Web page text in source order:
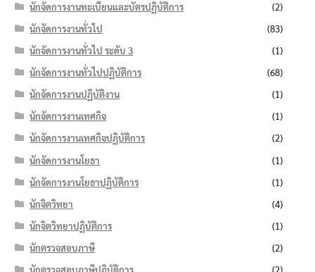
นักจัดการงานทะเบียนและบัตรปฏิบัติการ
(2)
นักจัดการงานทั่วไป
(83)
นักจัดการงานทั่วไป ระดับ 3
(1)
นักจัดการงานทั่วไปปฏิบัติการ
(68)
นักจัดการงานปฏิบัติงาน
(1)
นักจัดการงานเทศกิจ
(1)
นักจัดการงานเทศกิจปฏิบัติการ
(2)
นักจัดการงานโยธา
(1)
นักจัดการงานโยธาปฏิบัติการ
(1)
นักจิตวิทยา
(4)
นักจิตวิทยาปฏิบัติการ
(1)
นักตรวจสอบภาษี
(2)